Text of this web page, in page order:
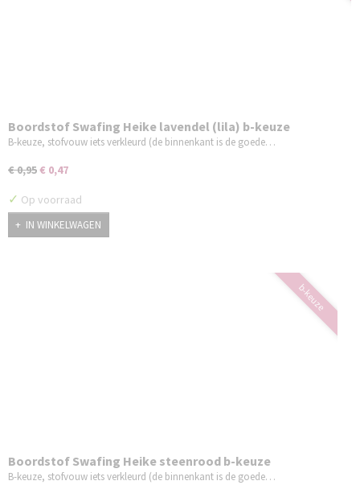
Boordstof Swafing Heike lavendel (lila) b-keuze
B-keuze, stofvouw iets verkleurd (de binnenkant is de goede…
€ 0,95€ 0,47
✓ Op voorraad
IN WINKELWAGEN
b-keuze
Boordstof Swafing Heike steenrood b-keuze
B-keuze, stofvouw iets verkleurd (de binnenkant is de goede…